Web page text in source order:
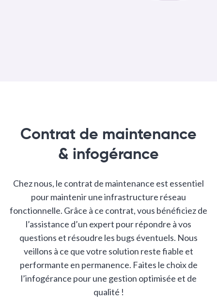
Contrat de maintenance
& infogérance
Chez nous, le contrat de maintenance est essentiel
pour maintenir une infrastructure réseau
fonctionnelle. Grâce à ce contrat, vous bénéficiez de
l’assistance d’un expert pour répondre à vos
questions et résoudre les bugs éventuels. Nous
veillons à ce que votre solution reste fiable et
performante en permanence. Faites le choix de
l’infogérance pour une gestion optimisée et de
qualité !